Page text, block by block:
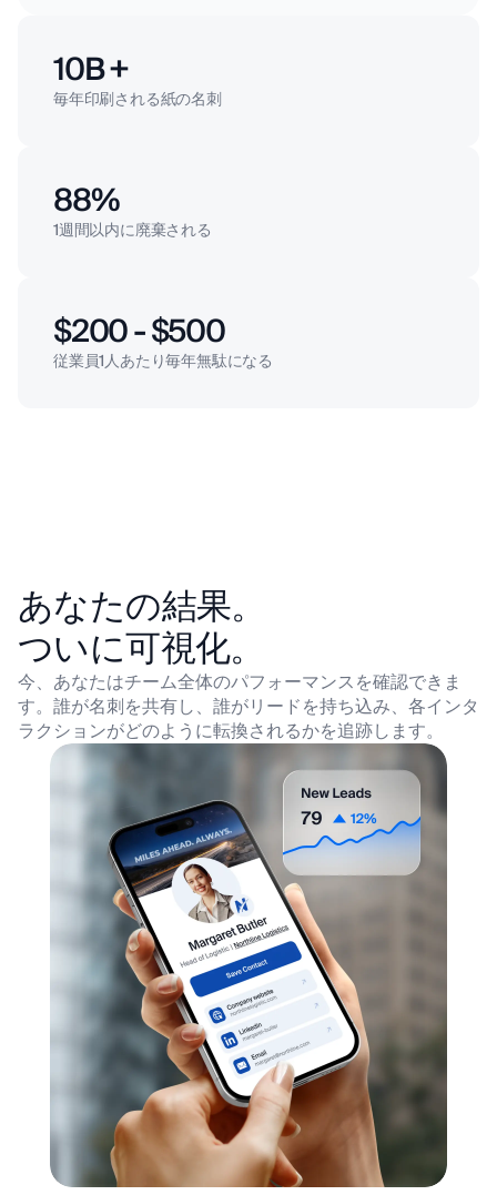
10B +
毎年印刷される紙の名刺
88%
1週間以内に廃棄される
$200 - $500
従業員1人あたり毎年無駄になる
あなたの結果。
ついに可視化。
今、あなたはチーム全体のパフォーマンスを確認できま
す。誰が名刺を共有し、 誰がリードを持ち込み、各インタ
ラクションがどのように転換されるかを追跡します。